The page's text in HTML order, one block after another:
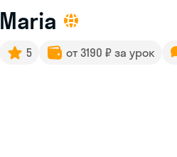
Maria
5 от 3190 ₽ за урок